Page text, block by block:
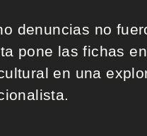
denuncias no
pone las fichas
en una